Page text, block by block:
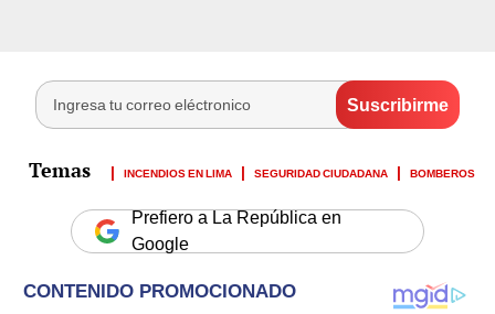
INCENDIOS EN LIMA SEGURIDAD CIUDADANA BOMBEROS
Prefiero a La República en
Google